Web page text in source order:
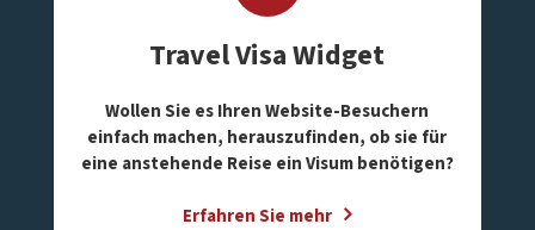
Travel Visa Widget
Wollen Sie es Ihren Website-Besuchern
einfach machen, herauszufinden, ob sie für
eine anstehende Reise ein Visum benötigen?
Erfahren Sie mehr